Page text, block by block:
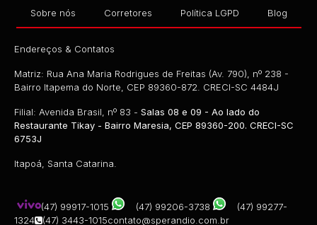
Sobre nós Corretores Política LGPD Blog
Endereços & Contatos
Matriz: Rua Ana Maria Rodrigues de Freitas (Av. 790), nº 238 -
Bairro Itapema do Norte, CEP 89360-872. CRECI-SC 4484J
Filial: Avenida Brasil, nº 83 - Salas 08 e 09 - Ao lado do
Restaurante Tikay - Bairro Maresia, CEP 89360-200. CRECI-SC
6753J
Itapoá, Santa Catarina.
(47) 99917-1015 (47) 99206-3738
(47) 99277-
1324
(47) 3443-1015contato@sperandio.com.br